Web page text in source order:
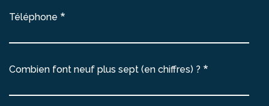
Téléphone
Combien font neuf plus sept (en chiffres) ?